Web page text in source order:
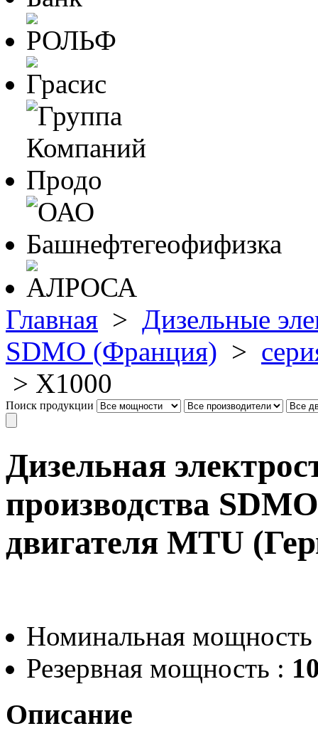
Главная > Дизельные
SDMO (Франция) >
> X1000
Поиск продукции
Дизельная
производства
двигателя MTU
Номинальная
Резервная мощность :
Описание